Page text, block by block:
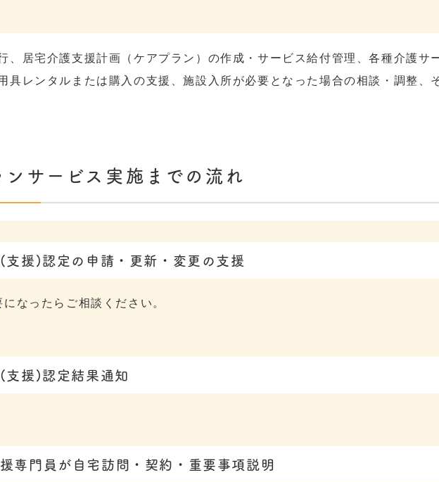
、居宅介護支援計画（ケアプラン）の作成・サービス給付管理、各種介護サ
具レンタルまたは購入の支援、施設入所が必要となった場合の相談・調整、
ンサービス実施までの流れ
支援)認定の申請・更新・変更の支援
なったらご相談ください。
支援)認定結果通知
専門員が自宅訪問・契約・重要事項説明